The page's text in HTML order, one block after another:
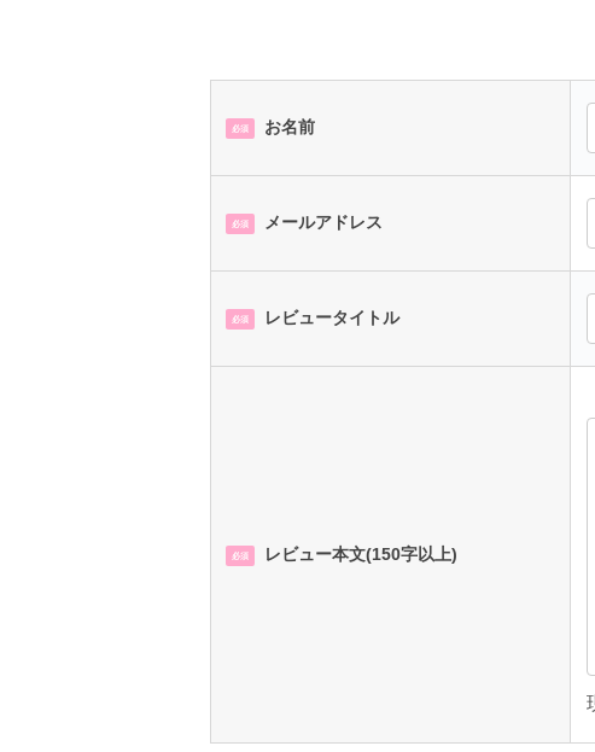
必須 お名前
必須 メールアドレス
必須 レビュータイトル
必須 レビュー本文(150字以上)